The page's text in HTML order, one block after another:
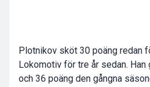
Plotnikov sköt 30 poäng redan
Lokomotiv för tre år sedan. Han
och 36 poäng den gångna